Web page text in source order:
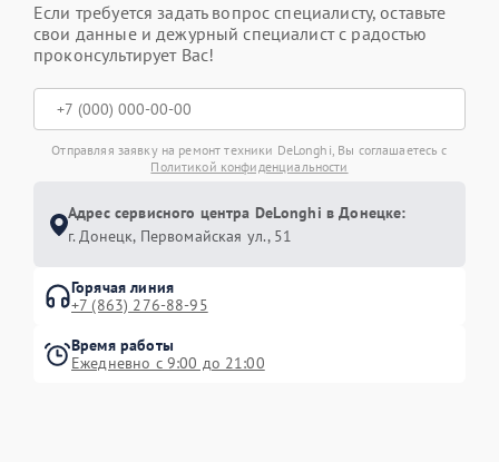
Если требуется задать вопрос специалисту, оставьте
свои данные и дежурный специалист с радостью
проконсультирует Вас!
Отправляя заявку на ремонт техники DeLonghi, Вы соглашаетесь с
Политикой конфиденциальности
Адрес сервисного центра DeLonghi в Донецке:
г. Донецк, Первомайская ул., 51
Горячая линия
+7 (863) 276-88-95
Время работы
Ежедневно с 9:00 до 21:00